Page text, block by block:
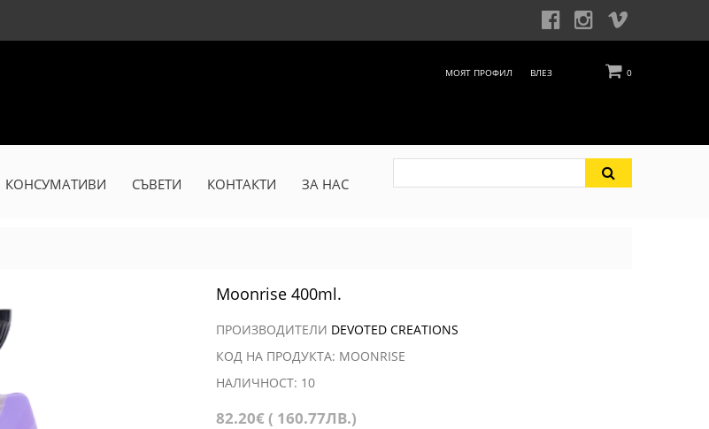
0
МОЯТ ПРОФИЛ ВЛЕЗ
КОНСУМАТИВИ СЪВЕТИ КОНТАКТИ ЗА НАС
Moonrise 400ml.
ПРОИЗВОДИТЕЛИ DEVOTED CREATIONS
КОД НА ПРОДУКТА: MOONRISE
НАЛИЧНОСТ: 10
82.20€ ( 160.77ЛВ.)